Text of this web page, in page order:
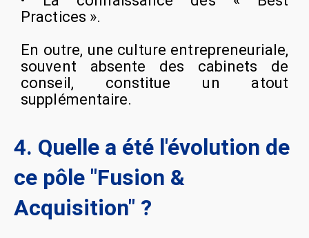
Practices ».
En outre, une culture entrepreneuriale,
souvent absente des cabinets de
conseil, constitue un atout
supplémentaire.
4. Quelle a été l'évolution de
ce pôle "Fusion &
Acquisition" ?